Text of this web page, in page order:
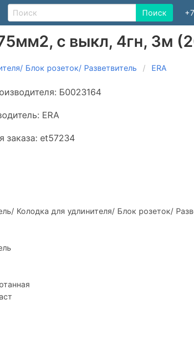
Поиск
с выкл, 4гн, 3м
Блок розеток/ Разветвитель ERA
Б0023164
ERA
заказа: et57234
Колодка для удлинителя/ Блок розеток/